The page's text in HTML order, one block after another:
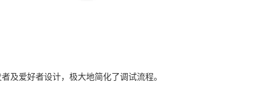
及爱好者设计，极大地简化了调试流程。